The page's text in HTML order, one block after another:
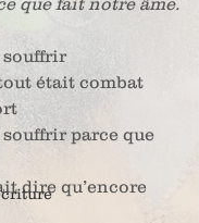
souffrir
était combat
souffrir parce que
dire qu’encore